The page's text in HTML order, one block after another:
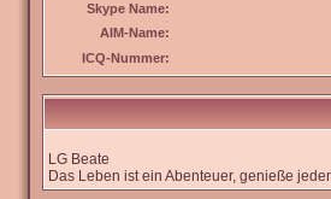
Skype Name:
AIM-Name:
ICQ-Nummer:
LG Beate
Das Leben ist ein Abenteuer, genieße